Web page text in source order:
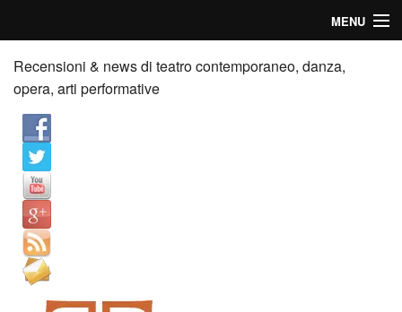
MENU
Home
Recensioni
Anticipazioni
News
Palazzi consiglia
Video
Recensioni & news di teatro contemporaneo, danza,
opera, arti performative